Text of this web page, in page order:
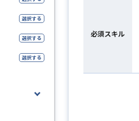
選択する
選択する
選択する
必須スキル